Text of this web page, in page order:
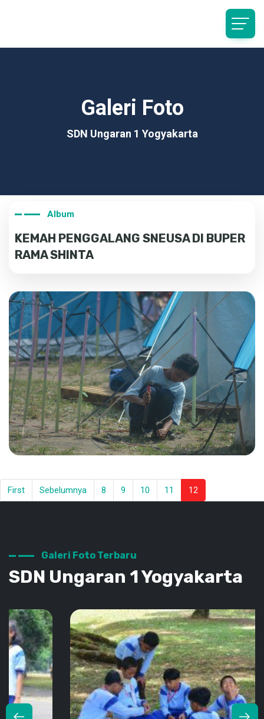
Galeri Foto
SDN Ungaran 1 Yogyakarta
Album
KEMAH PENGGALANG SNEUSA DI BUPER
RAMA SHINTA
First Sebelumnya 8 9 10 11 12
Galeri Foto Terbaru
SDN Ungaran 1 Yogyakarta